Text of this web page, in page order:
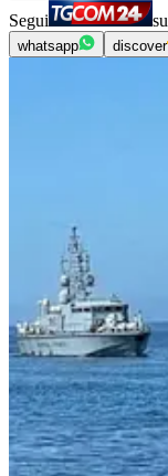
Segui su
whatsapp discover